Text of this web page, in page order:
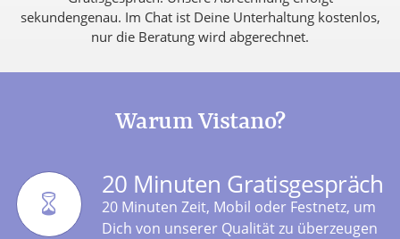
sekundengenau. Im Chat ist Deine Unterhaltung kostenlos,
nur die Beratung wird abgerechnet.
Warum Vistano?
20 Minuten Gratisgespräch
20 Minuten Zeit, Mobil oder Festnetz, um
Dich von unserer Qualität zu überzeugen